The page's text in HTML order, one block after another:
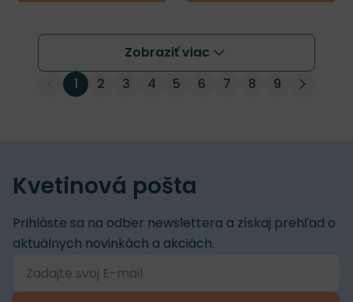
Zobraziť viac
1
2 3 4 5 6 7 8 9
Kvetinová pošta
Prihláste sa na odber newslettera a získaj prehľad o
aktuálnych novinkách a akciách.